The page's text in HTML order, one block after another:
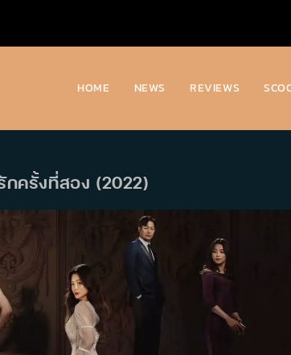
HOME NEWS REVIEWS
กครั้งที่สอง (2022)